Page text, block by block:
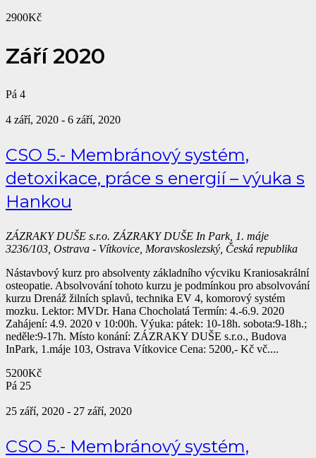
2900Kč
Září 2020
Pá 4
4 září, 2020 - 6 září, 2020
CSO 5.- Membránový systém,
detoxikace, práce s energií – výuka s
Hankou
ZÁZRAKY DUŠE s.r.o. ZÁZRAKY DUŠE In Park, 1. máje
3236/103, Ostrava - Vítkovice, Moravskoslezský, Česká republika
Nástavbový kurz pro absolventy základního výcviku Kraniosakrální
osteopatie. Absolvování tohoto kurzu je podmínkou pro absolvování
kurzu Drenáž žilních splavů, technika EV 4, komorový systém
mozku. Lektor: MVDr. Hana Chocholatá Termín: 4.-6.9. 2020
Zahájení: 4.9. 2020 v 10:00h. Výuka: pátek: 10-18h. sobota:9-18h.;
neděle:9-17h. Místo konání: ZÁZRAKY DUŠE s.r.o., Budova
InPark, 1.máje 103, Ostrava Vítkovice Cena: 5200,- Kč vč....
5200Kč
Pá 25
25 září, 2020 - 27 září, 2020
CSO 5.- Membránový systém,